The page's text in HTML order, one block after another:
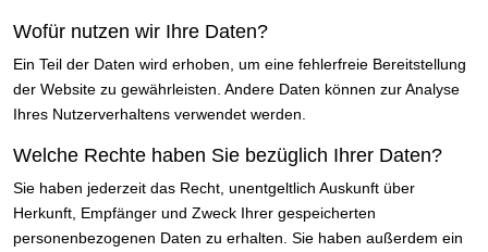
Wofür nutzen wir Ihre Daten?
Ein Teil der Daten wird erhoben, um eine fehlerfreie Bereitstellung
der Website zu gewährleisten. Andere Daten können zur Analyse
Ihres Nutzerverhaltens verwendet werden.
Welche Rechte haben Sie bezüglich Ihrer Daten?
Sie haben jederzeit das Recht, unentgeltlich Auskunft über
Herkunft, Empfänger und Zweck Ihrer gespeicherten
personenbezogenen Daten zu erhalten. Sie haben außerdem ein